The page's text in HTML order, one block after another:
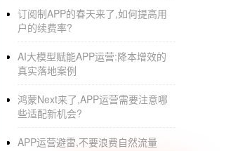
定制开发小程序.一般负责人应用程序开发商
永久使用权和源码的知识产权，属于原型
外卖小程序的开发分为三种
1.如果你知道编程或者有自己的技术团队，
订阅制APP的春天来了,如何提高用
户的续费率?
AI大模型赋能APP运营:降本增效的
真实落地案例
鸿蒙Next来了,APP运营需要注意哪
些适配新机会?
APP运营避雷,不要浪费自然流量